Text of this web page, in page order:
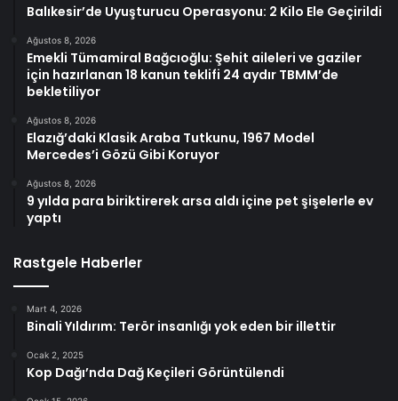
Balıkesir’de Uyuşturucu Operasyonu: 2 Kilo Ele Geçirildi
Ağustos 8, 2026
Emekli Tümamiral Bağcıoğlu: Şehit aileleri ve gaziler
için hazırlanan 18 kanun teklifi 24 aydır TBMM’de
bekletiliyor
Ağustos 8, 2026
Elazığ’daki Klasik Araba Tutkunu, 1967 Model
Mercedes’i Gözü Gibi Koruyor
Ağustos 8, 2026
9 yılda para biriktirerek arsa aldı içine pet şişelerle ev
yaptı
Rastgele Haberler
Mart 4, 2026
Binali Yıldırım: Terör insanlığı yok eden bir illettir
Ocak 2, 2025
Kop Dağı’nda Dağ Keçileri Görüntülendi